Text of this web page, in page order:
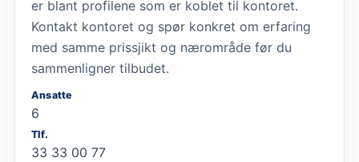
er blant profilene som er koblet til kontoret.
Kontakt kontoret og spør konkret om erfaring
med samme prissjikt og nærområde før du
sammenligner tilbudet.
Ansatte
6
Tlf.
33 33 00 77